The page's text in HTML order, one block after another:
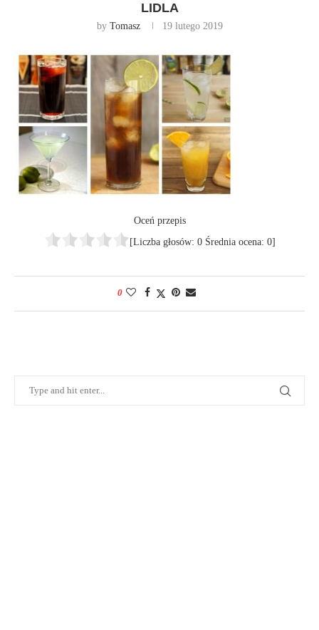
LIDLA
by Tomasz 19 lutego 2019
Oceń przepis
[Liczba głosów: 0Średnia ocena: 0]
0